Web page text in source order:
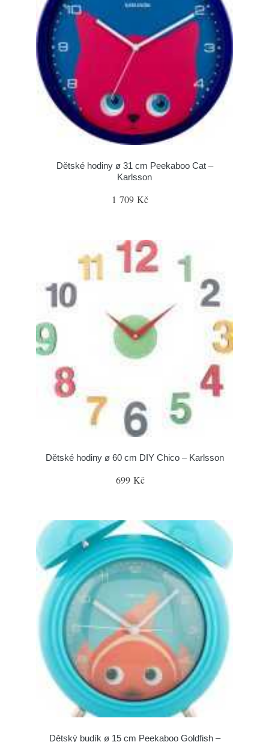
Dětské hodiny ø 31 cm Peekaboo Cat –
Karlsson
1 709 Kč
Dětské hodiny ø 60 cm DIY Chico – Karlsson
699 Kč
Dětský budík ø 15 cm Peekaboo Goldfish –